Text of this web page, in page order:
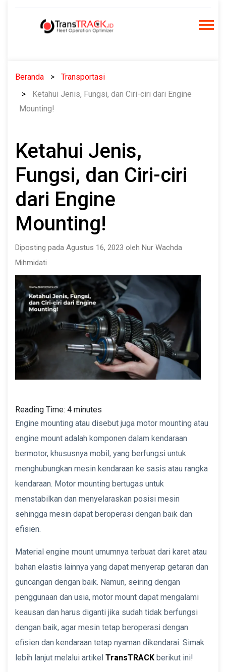
Beranda
Transportasi
Ketahui Jenis, Fungsi, dan Ciri-ciri dari Engine
Mounting!
Ketahui Jenis,
Fungsi, dan Ciri-ciri
dari Engine
Mounting!
Diposting pada Agustus 16, 2023 oleh Nur Wachda
Mihmidati
Reading Time: 4 minutes
Engine mounting atau disebut juga motor mounting atau
engine mount adalah komponen dalam kendaraan
bermotor, khususnya mobil, yang berfungsi untuk
menghubungkan mesin kendaraan ke sasis atau rangka
kendaraan. Motor mounting bertugas untuk
menstabilkan dan menyelaraskan posisi mesin
sehingga mesin dapat beroperasi dengan baik dan
efisien.
Material engine mount umumnya terbuat dari karet atau
bahan elastis lainnya yang dapat menyerap getaran dan
guncangan dengan baik. Namun, seiring dengan
penggunaan dan usia, motor mount dapat mengalami
keausan dan harus diganti jika sudah tidak berfungsi
dengan baik, agar mesin tetap beroperasi dengan
efisien dan kendaraan tetap nyaman dikendarai. Simak
lebih lanjut melalui artikel TransTRACK berikut ini!